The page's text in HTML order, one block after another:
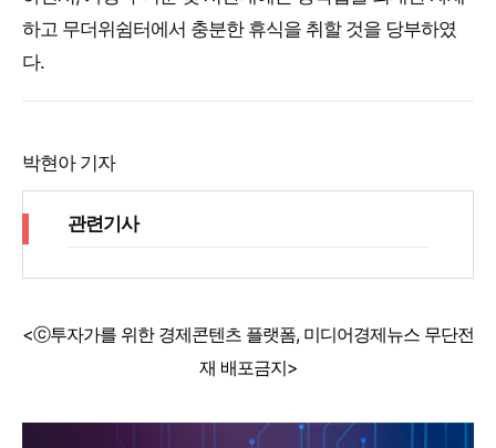
하고 무더위쉼터에서 충분한 휴식을 취할 것을 당부하였
다.
박현아 기자
관련기사
<ⓒ투자가를 위한 경제콘텐츠 플랫폼, 미디어경제뉴스 무단전
재 배포금지>